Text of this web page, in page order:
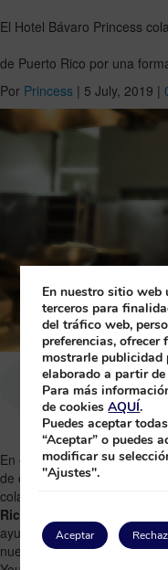
El Hotel Bávaro Princess
de Puerto Rico por una
Por Princess | 5 July, 2019 |
En el Hotel Bávaro Princess
de calidad. En esta ocasión
colaboración del hotel con la
Rico
ayuda delCentro Educativo
nuestro programa de
En nuestro sitio web
terceros para
del tráfico web,
preferencias, ofrecer
mostrarle publicidad
elaborado a partir
Para más
de cookiesAQUÍ.
Puedes aceptar
“Aceptar” o puedes
modificar su
"Ajustes".
Aceptar